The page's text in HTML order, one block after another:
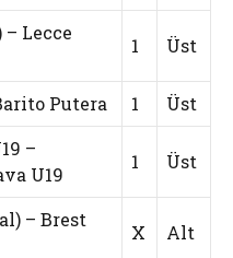
Lecce
1 Üst
Putera 1 Üst
–
U19
1 Üst
– Brest
X Alt